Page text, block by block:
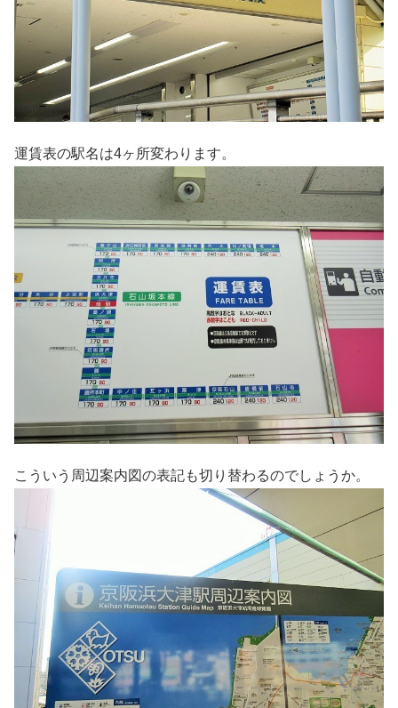
運賃表の駅名は4ヶ所変わります。
こういう周辺案内図の表記も切り替わるのでしょうか。